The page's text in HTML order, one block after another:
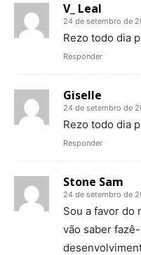
V_ Leal
24 de setembro de
Rezo todo dia
Responder
Giselle
24 de setembro de
Rezo todo dia
Responder
Stone Sam
24 de setembro de
Sou a favor do
vão saber